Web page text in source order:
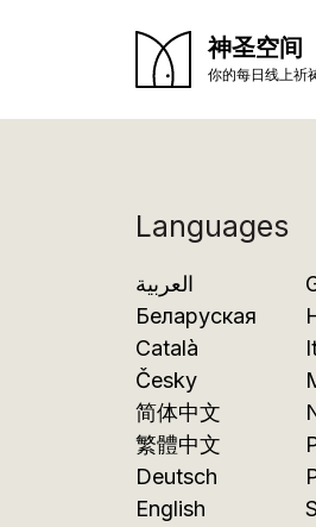
神圣空间
你的每日线上祈
Languages
العربية
Беларуская
Català
Česky
简体中文
繁體中文
Deutsch
English